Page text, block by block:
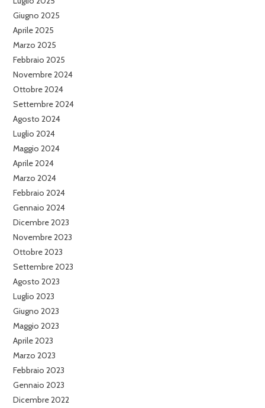
Giugno 2025
Aprile 2025
Marzo 2025
Febbraio 2025
Novembre 2024
Ottobre 2024
Settembre 2024
Agosto 2024
Luglio 2024
Maggio 2024
Aprile 2024
Marzo 2024
Febbraio 2024
Gennaio 2024
Dicembre 2023
Novembre 2023
Ottobre 2023
Settembre 2023
Agosto 2023
Luglio 2023
Giugno 2023
Maggio 2023
Aprile 2023
Marzo 2023
Febbraio 2023
Gennaio 2023
Dicembre 2022